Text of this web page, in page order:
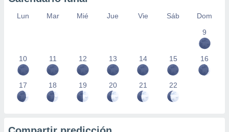
Lun Mar Mié Jue Vie Sáb
Dom
9
10 11 12 13 14 15 16
17 18 19 20 21 22